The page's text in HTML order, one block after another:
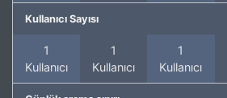
Kullanıcı Sayısı
1
Kullanıcı
1
Kullanıcı
1
Kullanıcı